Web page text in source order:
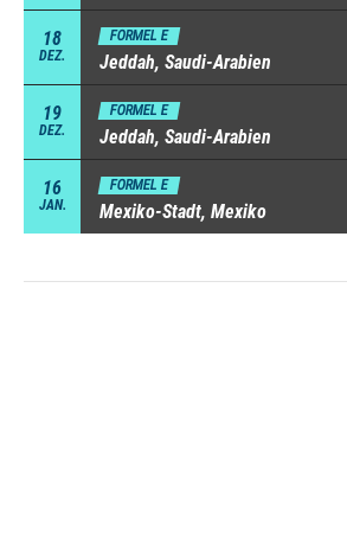
18
DEZ.
FORMEL E
Jeddah, Saudi-Arabien
19
DEZ.
FORMEL E
Jeddah, Saudi-Arabien
16
JAN.
FORMEL E
Mexiko-Stadt, Mexiko